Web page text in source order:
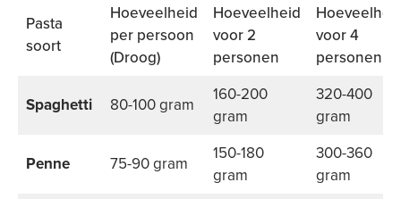
Pasta
soort
Hoeveelheid
per persoon
(Droog)
Hoeveelheid
voor 2
personen
voor 4
personen
Spaghetti 80-100 gram
160-200
gram
320-400
gram
Penne 75-90 gram
150-180
gram
300-360
gram